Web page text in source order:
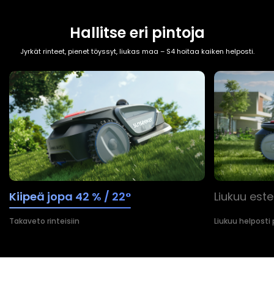
Hallitse eri pintoja
Jyrkät rinteet, pienet töyssyt, liukas maa – S4 hoitaa kaiken helposti.
Kiipeä jopa 42 % / 22°
Takaveto rinteisiin
Liukuu
Liukuu helposti